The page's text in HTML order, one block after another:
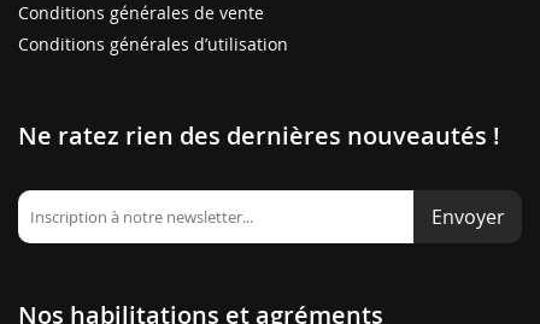
Conditions générales de vente
Conditions générales d’utilisation
Ne ratez rien des dernières nouveautés !
Envoyer
Nos habilitations et agréments